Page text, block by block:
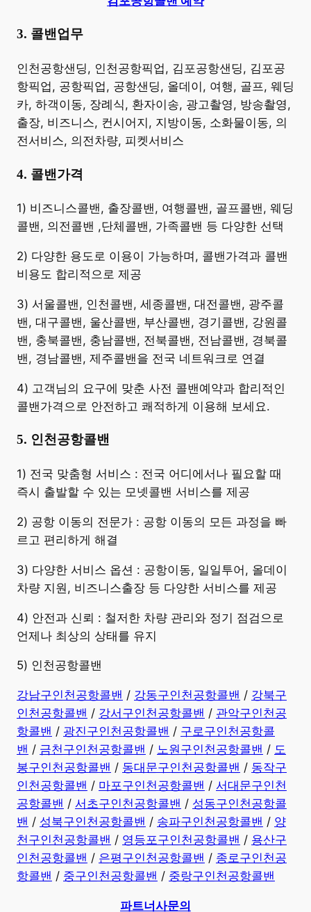
3. 콜밴업무
​인천공항샌딩, 인천공항픽업, 김포공항샌딩, 김포공
항픽업, 공항픽업, 공항샌딩, 올데이, 여행, 골프, 웨딩
카, 하객이동, 장례식, 환자이송, 광고촬영, 방송촬영,
출장, 비즈니스, 컨시어지, 지방이동, 소화물이동, 의
전서비스, 의전차량, 피켓서비스
4. 콜밴가격
​1) 비즈니스콜밴, 출장콜밴, 여행콜밴, 골프콜밴, 웨딩
콜밴, 의전콜밴 ,단체콜밴, 가족콜밴 등 다양한 선택
2) 다양한 용도로 이용이 가능하며, 콜밴가격과 콜밴
비용도 합리적으로 제공
3) 서울콜밴, 인천콜밴, 세종콜밴, 대전콜밴, 광주콜
밴, 대구콜밴, 울산콜밴, 부산콜밴, 경기콜밴, 강원콜
밴, 충북콜밴, 충남콜밴, 전북콜밴, 전남콜밴, 경북콜
밴, 경남콜밴, 제주콜밴을 전국 네트워크로 연결
4) 고객님의 요구에 맞춘 사전 콜밴예약과 합리적인
콜밴가격으로 안전하고 쾌적하게 이용해 보세요.
5. 인천공항콜밴
​1) 전국 맞춤형 서비스 : 전국 어디에서나 필요할 때
즉시 출발할 수 있는 모넷콜밴 서비스를 제공
2) 공항 이동의 전문가 : 공항 이동의 모든 과정을 빠
르고 편리하게 해결
3) 다양한 서비스 옵션 : 공항이동, 일일투어, 올데이
차량 지원, 비즈니스출장 등 다양한 서비스를 제공
4) 안전과 신뢰 : 철저한 차량 관리와 정기 점검으로
언제나 최상의 상태를 유지
5) 인천공항콜밴
강남구인천공항콜밴 / 강동구인천공항콜밴 / 강북구
인천공항콜밴 / 강서구인천공항콜밴 / 관악구인천공
항콜밴 / 광진구인천공항콜밴 / 구로구인천공항콜
밴 / 금천구인천공항콜밴 / 노원구인천공항콜밴 / 도
봉구인천공항콜밴 / 동대문구인천공항콜밴 / 동작구
인천공항콜밴 / 마포구인천공항콜밴 / 서대문구인천
공항콜밴 / 서초구인천공항콜밴 / 성동구인천공항콜
밴 / 성북구인천공항콜밴 / 송파구인천공항콜밴 / 양
천구인천공항콜밴 / 영등포구인천공항콜밴 / 용산구
인천공항콜밴 / 은평구인천공항콜밴 / 종로구인천공
항콜밴 / 중구인천공항콜밴 / 중랑구인천공항콜밴
파트너사문의